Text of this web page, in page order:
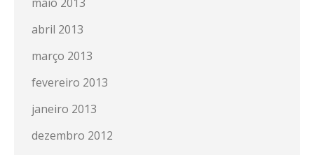
abril 2013
março 2013
fevereiro 2013
janeiro 2013
dezembro 2012